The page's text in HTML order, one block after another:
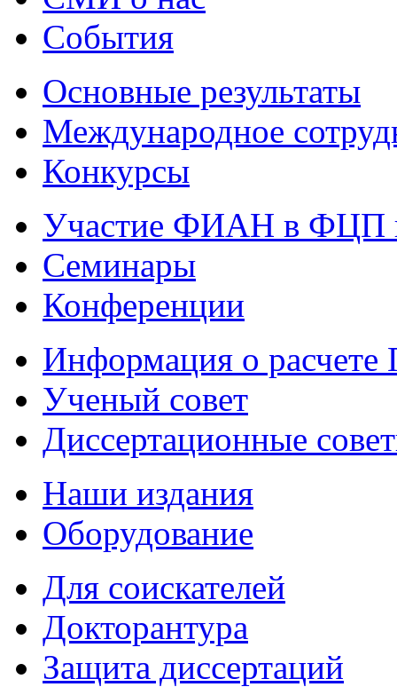
События
Основные результаты
Международное
Конкурсы
Участие ФИАН в ФЦП
Семинары
Конференции
Информация о
Ученый совет
Диссертационные
Наши издания
Оборудование
Для соискателей
Докторантура
Защита диссертаций